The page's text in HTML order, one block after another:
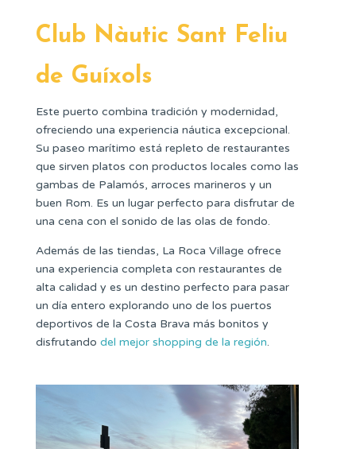
Club Nàutic Sant Feliu
de Guíxols
Este puerto combina tradición y modernidad,
ofreciendo una experiencia náutica excepcional.
Su paseo marítimo está repleto de restaurantes
que sirven platos con productos locales como las
gambas de Palamós, arroces marineros y un
buen Rom. Es un lugar perfecto para disfrutar de
una cena con el sonido de las olas de fondo.
Además de las tiendas, La Roca Village ofrece
una experiencia completa con restaurantes de
alta calidad y es un destino perfecto para pasar
un día entero explorando uno de los puertos
deportivos de la Costa Brava más bonitos y
disfrutando del mejor shopping de la región.